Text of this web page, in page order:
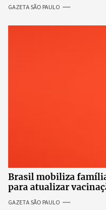
GAZETA SÃO PAULO
Brasil mobiliza
para atualizar
adolescentes
GAZETA SÃO PAULO